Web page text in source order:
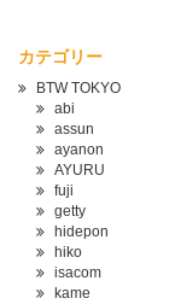
カテゴリー
BTW TOKYO
abi
assun
ayanon
AYURU
fuji
getty
hidepon
hiko
isacom
kame